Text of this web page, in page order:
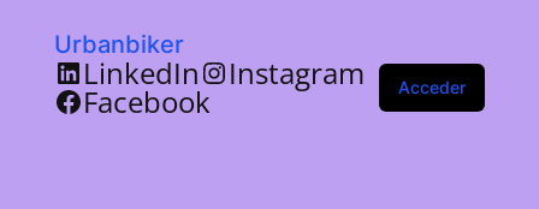
Urbanbiker
LinkedIn Instagram
Facebook Acceder